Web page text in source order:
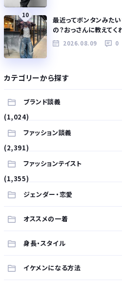
10
最近ってボンタンみた
の？おっさんに教えてく
2026.08.09 0
カテゴリーから探す
ブランド談義
(1,024)
ファッション談義
(2,391)
ファッションテイスト
(1,355)
ジェンダー・恋愛
オススメの一着
身長・スタイル
イケメンになる方法